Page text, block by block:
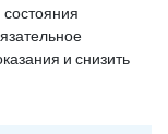
и снизить